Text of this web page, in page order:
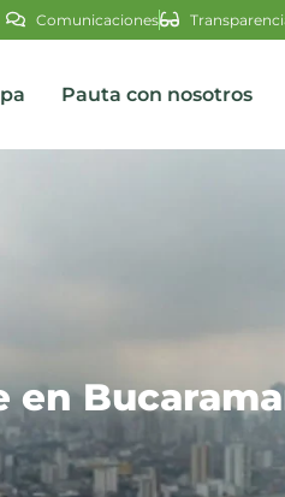
Comunicaciones
Pauta con nosotros